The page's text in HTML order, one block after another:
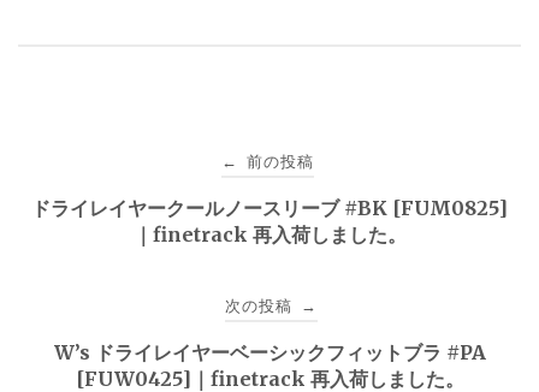
稿
← 前の投稿
ドライレイヤークールノースリーブ #BK [FUM0825]
｜finetrack 再入荷しました。
次の投稿 →
W’s ドライレイヤーベーシックフィットブラ #PA
[FUW0425]｜finetrack 再入荷しました。